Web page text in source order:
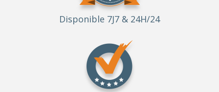
Disponible 7J7 & 24H/24